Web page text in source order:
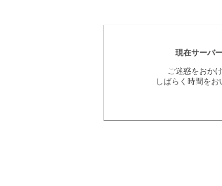
現在サーバ
ご迷惑をおか
しばらく時間を